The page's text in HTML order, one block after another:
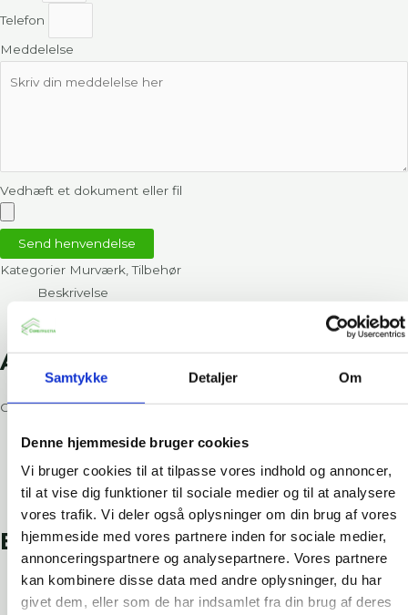
Samtykke Detaljer Om
Denne hjemmeside bruger cookies
Vi bruger cookies til at tilpasse vores indhold og annoncer,
til at vise dig funktioner til sociale medier og til at analysere
vores trafik. Vi deler også oplysninger om din brug af vores
hjemmeside med vores partnere inden for sociale medier,
annonceringspartnere og analysepartnere. Vores partnere
kan kombinere disse data med andre oplysninger, du har
givet dem, eller som de har indsamlet fra din brug af deres
Telefon
Meddelelse
Vedhæft et dokument eller fil
Send henvendelse
Kategorier Murværk,Tilbehør
Beskrivelse
Anvendelse
OBEX CORTEX 0160FR anvendes til:
Brandstop i hulrum
Konstruktioner, hvor der kræves en DPC separation
Applikationer i ydervægge
Egenskaber
Selvklæbende membran
Brandklassifikation: B-s3,d0 (EN 13501-1)